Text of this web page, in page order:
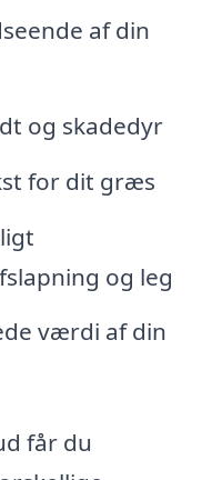
af din
og skadedyr
for dit græs
og leg
værdi af din
får du